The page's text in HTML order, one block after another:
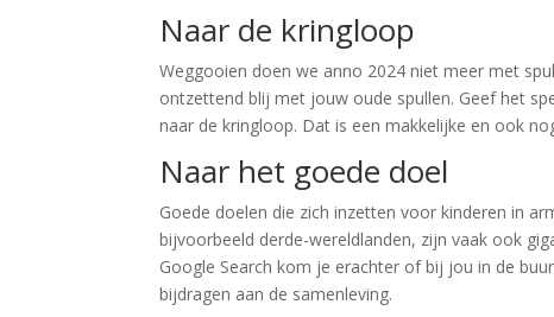
Naar de kringloop
Weggooien doen we anno 2024 niet meer met
ontzettend blij met jouw oude spullen. Geef het
naar de kringloop. Dat is een makkelijke en ook
Naar het goede doel
Goede doelen die zich inzetten voor kinderen in
bijvoorbeeld derde-wereldlanden, zijn vaak ook
Google Search kom je erachter of bij jou in de
bijdragen aan de samenleving.